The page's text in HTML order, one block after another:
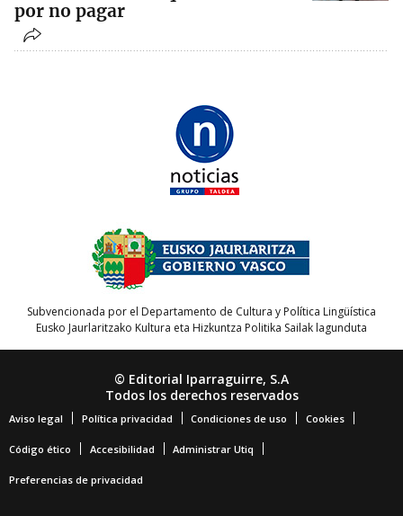
por no pagar
Subvencionada por el Departamento de Cultura y Política Lingüística
Eusko Jaurlaritzako Kultura eta Hizkuntza Politika Sailak lagunduta
© Editorial Iparraguirre, S.A
Todos los derechos reservados
Aviso legal Política privacidad Condiciones de uso Cookies
Código ético Accesibilidad Administrar Utiq
Preferencias de privacidad